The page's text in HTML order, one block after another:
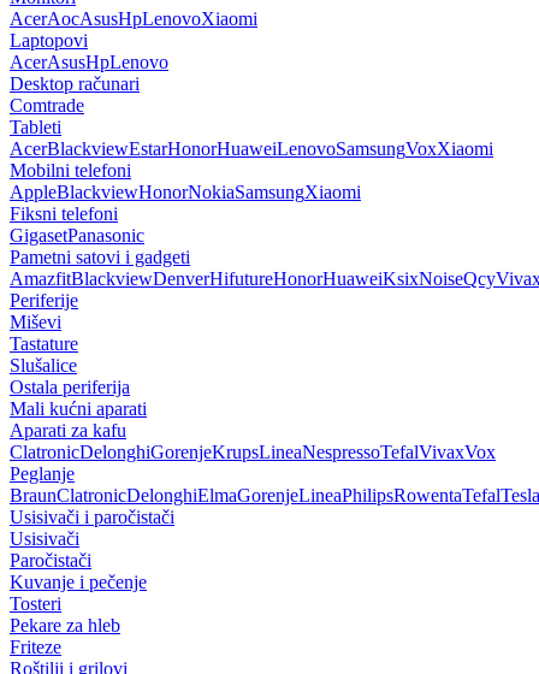
AcerAocAsusHpLenovoXiaomi
Laptopovi
AcerAsusHpLenovo
Desktop računari
Comtrade
Tableti
AcerBlackviewEstarHonorHuaweiLenovoSamsungVoxXiaomi
Mobilni telefoni
AppleBlackviewHonorNokiaSamsungXiaomi
Fiksni telefoni
GigasetPanasonic
Pametni satovi i gadgeti
AmazfitBlackviewDenverHifutureHonorHuaweiKsixNoiseQcy
Periferije
Miševi
Tastature
Slušalice
Ostala periferija
Mali kućni aparati
Aparati za kafu
ClatronicDelonghiGorenjeKrupsLineaNespressoTefalVivaxVox
Peglanje
BraunClatronicDelonghiElmaGorenjeLineaPhilipsRowentaTefalTesla
Usisivači i paročistači
Usisivači
Paročistači
Kuvanje i pečenje
Tosteri
Pekare za hleb
Friteze
Roštilji i grilovi